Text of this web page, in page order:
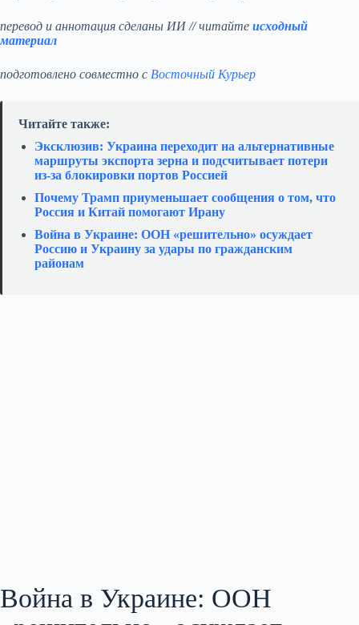
перевод и аннотация сделаны ИИ // читайте исходный
материал
подготовлено совместно с Восточный Курьер
Читайте также:
Эксклюзив: Украина переходит на альтернативные
маршруты экспорта зерна и подсчитывает потери
из‑за блокировки портов Россией
Почему Трамп приуменьшает сообщения о том, что
Россия и Китай помогают Ирану
Война в Украине: ООН «решительно» осуждает
Россию и Украину за удары по гражданским
районам
Война в Украине: ООН